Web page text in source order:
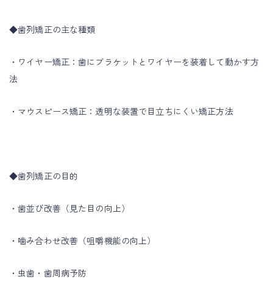
◆歯列矯正の主な種類
・ワイヤー矯正：歯にブラケットとワイヤーを装着して動かす方
法
・マウスピース矯正：透明な装置で目立ちにくい矯正方法
◆歯列矯正の目的
・歯並び改善（見た目の向上）
・噛み合わせ改善（咀嚼機能の向上）
・虫歯・歯周病予防